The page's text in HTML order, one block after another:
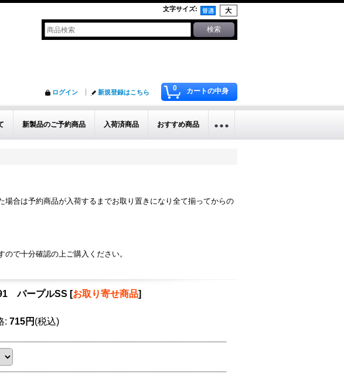
文字サイズ:
0 カートの中身
ログイン 新規登録はこちら
新製品のご予約商品 入荷済商品 おすすめ商品
合は予約商品が入荷するまでお取り置きになり全て揃ってからの
で十分確認の上ご購入ください。
パープルSS [お取り寄せ商品]
: 715円 (税込)